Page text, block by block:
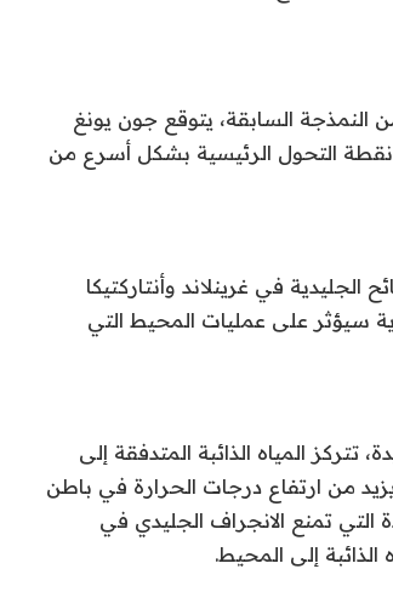
النمذجة السابقة، يتوقع جون يونغ
نقطة التحول الرئيسية بشكل أسرع من
في غرينلاند وأنتاركتيكا
سيؤثر على عمليات المحيط التي
تتركز المياه الذائبة المتدفقة إلى
من ارتفاع درجات الحرارة في باطن
التي تمنع الانجراف الجليدي في
إلى المحيط.